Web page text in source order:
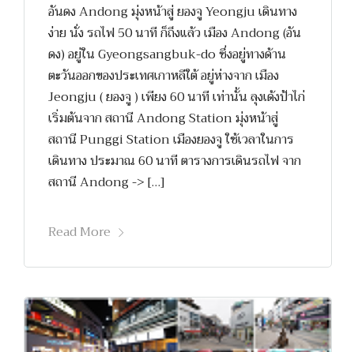
อันดง Andong มุ่งหน้าสู่ ยองจู Yeongju เดินทาง
ง่าย นั่ง รถไฟ 50 นาที ก็ถึงแล้ว เมือง Andong (อัน
ดง) อยู่ใน Gyeongsangbuk-do ซึ่งอยู่ทางด้าน
ตะวันออกของประเทศเกาหลีใต้ อยู่ห่างจาก เมือง
Jeongju ( ยองจู ) เพียง 60 นาที เท่านั้น ลุงเด้งป้าไก่
เริ่มต้นจาก สถานี Andong Station มุ่งหน้าสู่
สถานี Punggi Station เมืองยองจู ใช้เวลาในการ
เดินทาง ประมาณ 60 นาที ตารางการเดินรถไฟ จาก
สถานี Andong -> […]
Read More